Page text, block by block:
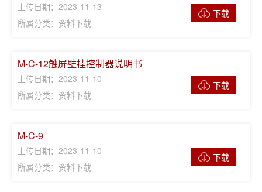
上传日期：2023-11-13
所属分类：资料下载
下载
M-C-12触屏壁挂控制器说明书
上传日期：2023-11-10
所属分类：资料下载
下载
M-C-9
上传日期：2023-11-10
所属分类：资料下载
下载